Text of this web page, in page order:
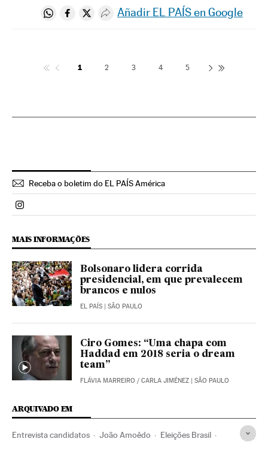
Compartir en Whatsapp
Compartir en Facebook
Compartir en Twitter
Desplegar Redes Sociales
Añadir EL PAÍS en Google
1 2 3 4 5
Receba o boletim do EL PAÍS América
Politica El País Brasil en Instagram
MAIS INFORMAÇÕES
Bolsonaro lidera corrida
presidencial, em que prevalecem
brancos e nulos
EL PAÍS | SÃO PAULO
Ciro Gomes: “Uma chapa com
Haddad em 2018 seria o dream
team”
FLÁVIA MARREIRO / CARLA JIMÉNEZ | SÃO PAULO
ARQUIVADO EM
Entrevista candidatos João Amoêdo Eleições Brasil